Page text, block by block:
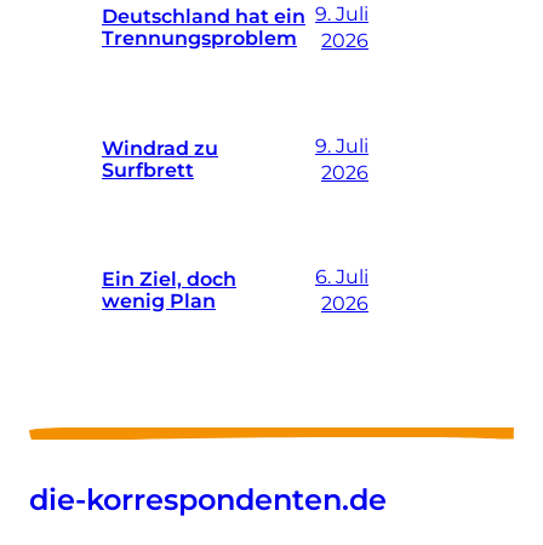
Deutschland hat ein
Trennungsproblem
9. Juli
2026
Windrad zu
Surfbrett
9. Juli
2026
Ein Ziel, doch
wenig Plan
6. Juli
2026
die-korrespondenten.de